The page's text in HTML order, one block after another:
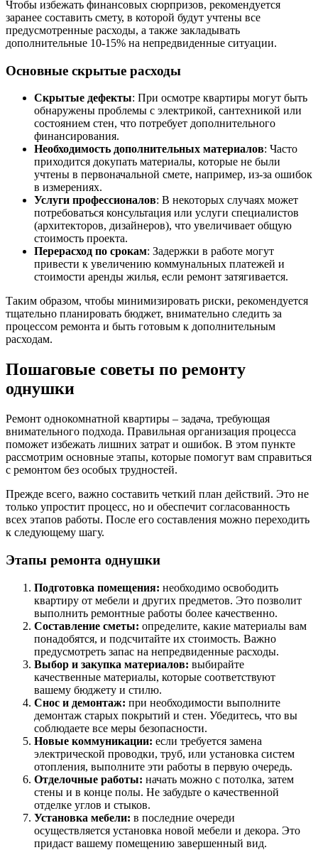
Чтобы избежать финансовых сюрпризов, рекомендуется
заранее составить смету, в которой будут учтены все
предусмотренные расходы, а также закладывать
дополнительные 10-15% на непредвиденные ситуации.
Основные скрытые расходы
Скрытые дефекты: При осмотре квартиры могут быть
обнаружены проблемы с электрикой, сантехникой или
состоянием стен, что потребует дополнительного
финансирования.
Необходимость дополнительных материалов: Часто
приходится докупать материалы, которые не были
учтены в первоначальной смете, например, из-за ошибок
в измерениях.
Услуги профессионалов: В некоторых случаях может
потребоваться консультация или услуги специалистов
(архитекторов, дизайнеров), что увеличивает общую
стоимость проекта.
Перерасход по срокам: Задержки в работе могут
привести к увеличению коммунальных платежей и
стоимости аренды жилья, если ремонт затягивается.
Таким образом, чтобы минимизировать риски, рекомендуется
тщательно планировать бюджет, внимательно следить за
процессом ремонта и быть готовым к дополнительным
расходам.
Пошаговые советы по ремонту
однушки
Ремонт однокомнатной квартиры – задача, требующая
внимательного подхода. Правильная организация процесса
поможет избежать лишних затрат и ошибок. В этом пункте
рассмотрим основные этапы, которые помогут вам справиться
с ремонтом без особых трудностей.
Прежде всего, важно составить четкий план действий. Это не
только упростит процесс, но и обеспечит согласованность
всех этапов работы. После его составления можно переходить
к следующему шагу.
Этапы ремонта однушки
Подготовка помещения: необходимо освободить
квартиру от мебели и других предметов. Это позволит
выполнить ремонтные работы более качественно.
Составление сметы: определите, какие материалы вам
понадобятся, и подсчитайте их стоимость. Важно
предусмотреть запас на непредвиденные расходы.
Выбор и закупка материалов: выбирайте
качественные материалы, которые соответствуют
вашему бюджету и стилю.
Снос и демонтаж: при необходимости выполните
демонтаж старых покрытий и стен. Убедитесь, что вы
соблюдаете все меры безопасности.
Новые коммуникации: если требуется замена
электрической проводки, труб, или установка систем
отопления, выполните эти работы в первую очередь.
Отделочные работы: начать можно с потолка, затем
стены и в конце полы. Не забудьте о качественной
отделке углов и стыков.
Установка мебели: в последние очереди
осуществляется установка новой мебели и декора. Это
придаст вашему помещению завершенный вид.